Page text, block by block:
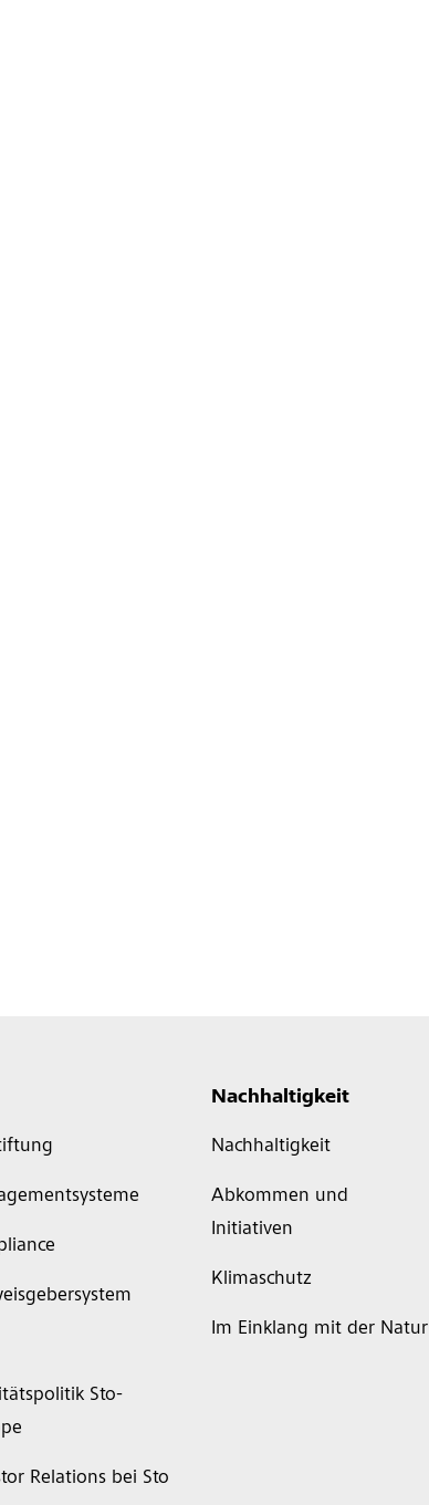
Sto-
Relations bei Sto
Nachhaltigkeit
Nachhaltigkeit
Abkommen und
Initiativen
Klimaschutz
Im Einklang mit der Natur